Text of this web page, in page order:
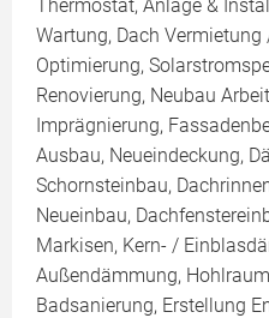
Thermostat, Anlage &
Wartung, Dach
Optimierung,
Renovierung, Neubau
Imprägnierung,
Ausbau, Neueindeckung,
Schornsteinbau,
Neueinbau,
Markisen, Kern- /
Außendämmung,
Badsanierung, Erstellung